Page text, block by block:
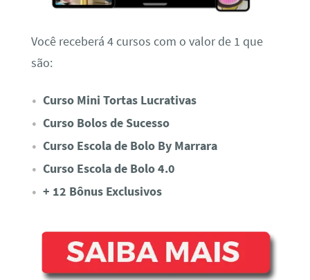
Você receberá 4 cursos com o valor de 1 que
são:
Curso Mini Tortas Lucrativas
Curso Bolos de Sucesso
Curso Escola de Bolo By Marrara
Curso Escola de Bolo 4.0
+ 12 Bônus Exclusivos